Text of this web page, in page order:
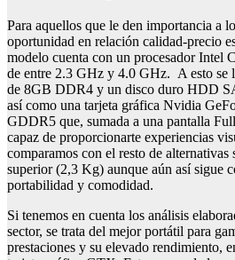
Para aquellos que le den importancia a
oportunidad en relación calidad-precio
modelo cuenta con un procesador Intel
de entre 2.3 GHz y 4.0 GHz. A esto se
de 8GB DDR4 y un disco duro HDD
así como una tarjeta gráfica Nvidia
GDDR5 que, sumada a una pantalla
capaz de proporcionarte experiencias
comparamos con el resto de alternativas
superior (2,3 Kg) aunque aún así sigue
portabilidad y comodidad.
Si tenemos en cuenta los análisis
sector, se trata del mejor portátil para
prestaciones y su elevado rendimiento,